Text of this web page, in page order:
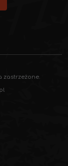
zastrzeżone.